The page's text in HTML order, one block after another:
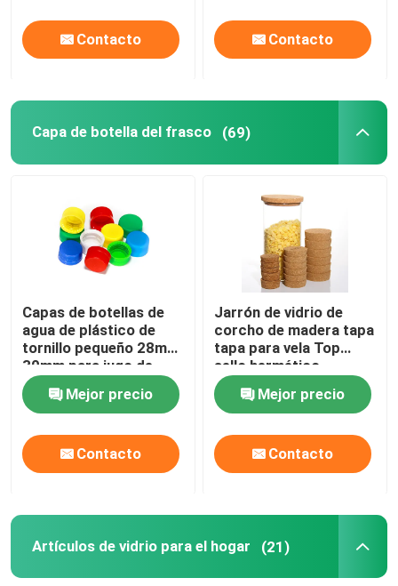
Contacto Contacto
Capa de botella del frasco (69)
Capas de botellas de
agua de plástico de
tornillo pequeño 28mm
30mm para jugo de
bebida
Mejor precio
Contacto
Jarrón de vidrio de
corcho de madera tapa
tapa para vela Top
sello hermético
Mejor precio
Contacto
Artículos de vidrio para el hogar (21)